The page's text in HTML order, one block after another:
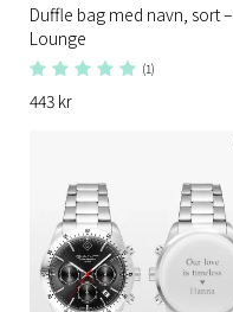
Duffle bag med navn, sort –
Lounge
(1)
443 kr